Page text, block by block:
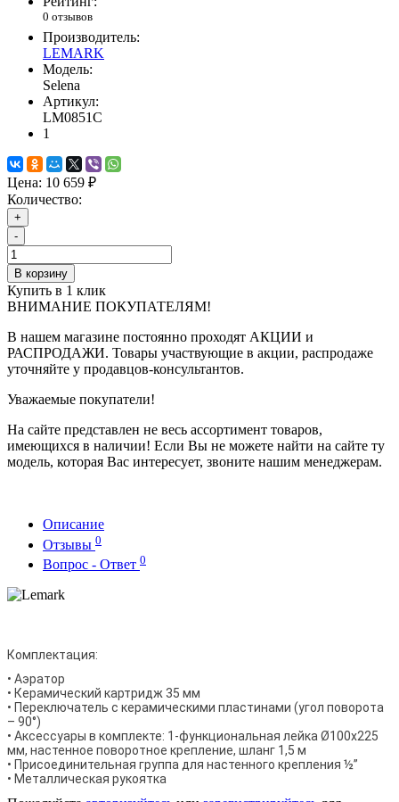
0 отзывов
Производитель:
LEMARK
Модель:
Selena
Артикул:
LM0851С
1
Цена: 10 659 ₽
Количество:
+
-
В корзину
Купить в 1 клик
ВНИМАНИЕ ПОКУПАТЕЛЯМ!
В нашем магазине постоянно проходят АКЦИИ и
РАСПРОДАЖИ. Товары участвующие в акции, распродаже
уточняйте у продавцов-консультантов.
Уважаемые покупатели!
На сайте представлен не весь ассортимент товаров,
имеющихся в наличии! Если Вы не можете найти на сайте ту
модель, которая Вас интересует, звоните нашим менеджерам.
Описание
Отзывы 0
Вопрос - Ответ 0
Комплектация:
• Аэратор
• Керамический картридж 35 мм
• Переключатель с керамическими пластинами (угол поворота
– 90°)
• Аксессуары в комплекте: 1-функциональная лейка Ø100х225
мм, настенное поворотное крепление, шланг 1,5 м
• Присоединительная группа для настенного крепления ½”
• Металлическая рукоятка